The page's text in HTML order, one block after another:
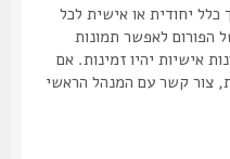
או אישית לכל
לאפשר תמונות
יהיו זמינות. אם
קשר עם המנהל הראשי